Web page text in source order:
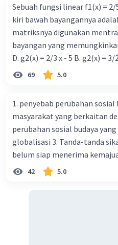
Jadi, jumlah atom
asam sulfat adalah 4.
Oleh karena itu,
D. 4
Beri Rating
Sebuah fungsi linear f1(x) =
kiri bawah bayangannya
matriksnya digunakan
bayangan yang
D. g2(x) = 2/3 x - 5 B. g2(x) = 3/2 x - 5 E. g2(x) = 2/3 x - 4 C.
g{2}(x) = 3/2 x + 5
69 5.0
1. penyebab perubahan sosial
masyarakat yang berkaitan
perubahan sosial budaya
globalisasi 3. Tanda-tanda
belum siap menerima
modernisasi dalam
Kegiatan manusia di bidang
42 5.0